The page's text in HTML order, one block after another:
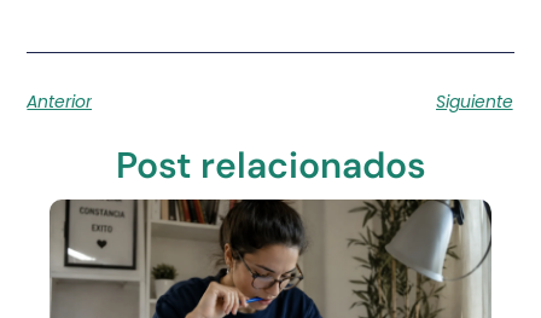
Anterior Siguiente
Post relacionados